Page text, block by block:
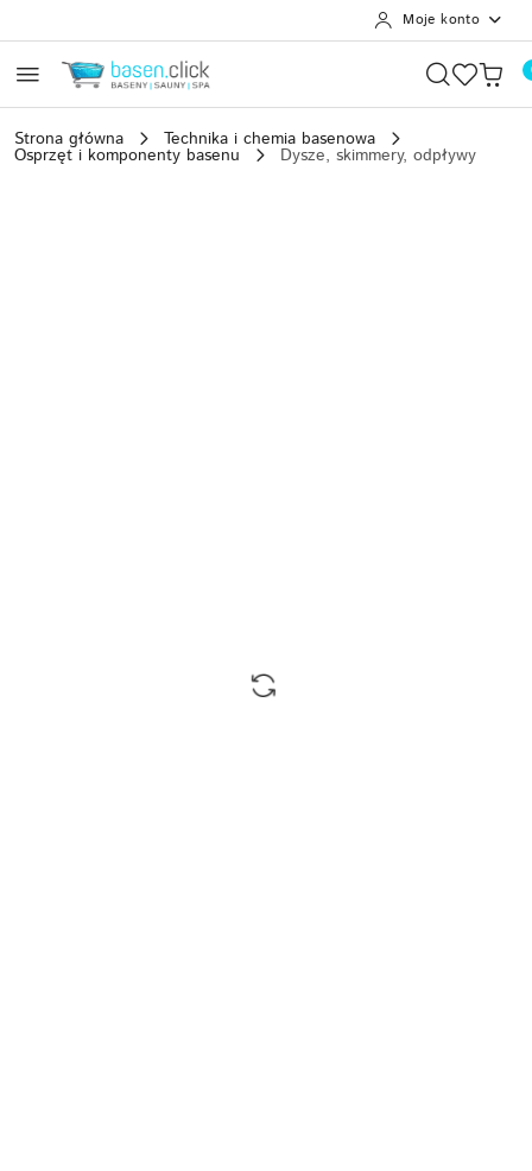
Moje konto
Strona główna Technika i chemia basenowa
Osprzęt i komponenty basenu Dysze, skimmery, odpływy